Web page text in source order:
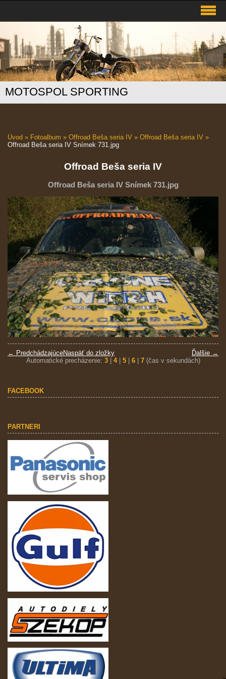
MOTOSPOL SPORTING
Úvod » Fotoalbum » Offroad Beša seria IV » Offroad Beša seria IV »
Offroad Beša seria IV Snímek 731.jpg
Offroad Beša seria IV
Offroad Beša seria IV Snímek 731.jpg
← Predchádzajúce Ďalšie →
Naspäť do zložky
Automatické precházenie: 3| 4| 5| 6| 7(čas v sekundách)
FACEBOOK
PARTNERI